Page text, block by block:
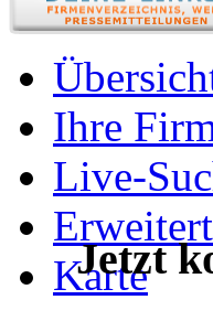
Ihre
Live-
Karte
Jetzt